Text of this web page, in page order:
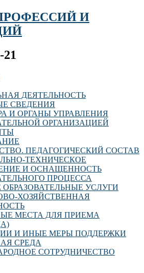
И
21
ДЕЯТЕЛЬНОСТЬ
СВЕДЕНИЯ
И ОРГАНЫ УПРАВЛЕНИЯ
ОРГАНИЗАЦИЕЙ
ПЕДАГОГИЧЕСКИЙ СОСТАВ
ТЕХНИЧЕСКОЕ
И ОСНАЩЕННОСТЬ
ПРОЦЕССА
УСЛУГИ
ХОЗЯЙСТВЕННАЯ
МЕСТА ДЛЯ ПРИЕМА
И ИНЫЕ МЕРЫ ПОДДЕРЖКИ
СРЕДА
СОТРУДНИЧЕСТВО